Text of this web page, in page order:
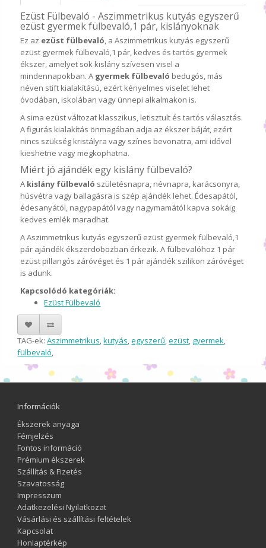
Ezüst Fülbevaló - Aszimmetrikus kutyás egyszerű
ezüst gyermek fülbevaló,1 pár, kislányoknak
Ez az ezüst fülbevaló, a Aszimmetrikus kutyás egyszerű
ezüst gyermek fülbevaló,1 pár, kedves és tartós gyermek
ékszer, amelyet sok kislány szívesen visel a
mindennapokban. A gyermek fülbevaló bedugós, más
néven stift kialakítású, ezért kényelmes viselet lehet
óvodában, iskolában vagy ünnepi alkalmakon is.
A sima ezüst változat klasszikus, letisztult és tartós választás.
A figurás kialakítás önmagában adja az ékszer báját, ezért
nincs szükség kristályra vagy színes bevonatra, ami idővel
kieshetne vagy megkophatna.
Miért jó ajándék egy kislány fülbevaló?
A kislány fülbevaló születésnapra, névnapra, karácsonyra,
húsvétra vagy ballagásra is szép ajándék lehet. Édesapától,
édesanyától, nagypapától vagy nagymamától kapva sokáig
kedves emlék maradhat.
A Aszimmetrikus kutyás egyszerű ezüst gyermek fülbevaló,1
pár ajándék ékszerdobozban érkezik. A fülbevalóhoz 1 pár
ezüst pillangós záróvéget és 1 pár ajándék szilikon záróvéget
is adunk.
Kapcsolódó kategóriák:
Ezüst Fülbevaló
TAG-ek:Aszimmetrikus,kutyás,egyszerű,ezüst, gyermek,
fülbevaló,
Információk
Ékszerek anyaga
Fémjelzés
Fontos információ
Prémium ékszerek
Szállítás & Fizetés
Szavatosság
Impresszum
Adatkezelési Nyilatkozat
Vásárlási és szállítási feltételek
Kapcsolat
Honlaptérkép